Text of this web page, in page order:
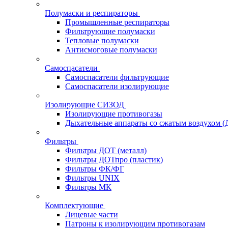
Полумаски и респираторы
Промышленные респираторы
Фильтрующие полумаски
Тепловые полумаски
Антисмоговые полумаски
Самоспасатели
Самоспасатели фильтрующие
Самоспасатели изолирующие
Изолирующие СИЗОД
Изолирующие противогазы
Дыхательные аппараты со сжатым воздухом
Фильтры
Фильтры ДОТ (металл)
Фильтры ДОТпро (пластик)
Фильтры ФК/ФГ
Фильтры UNIX
Фильтры МК
Комплектующие
Лицевые части
Патроны к изолирующим противогазам